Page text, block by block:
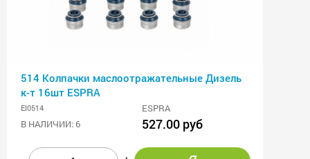
514 Колпачки маслоотражательные Дизель
к-т 16шт ESPRA
EI0514
ESPRA
В НАЛИЧИИ: 6
527.00 руб